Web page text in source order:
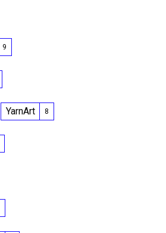
9
YarnArt 8